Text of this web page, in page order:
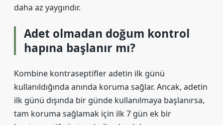
daha az yaygındır.
Adet olmadan doğum kontrol
hapına başlanır mı?
Kombine kontraseptifler adetin ilk günü
kullanıldığında anında koruma sağlar. Ancak, adetin
ilk günü dışında bir günde kullanılmaya başlanırsa,
tam koruma sağlamak için ilk 7 gün ek bir